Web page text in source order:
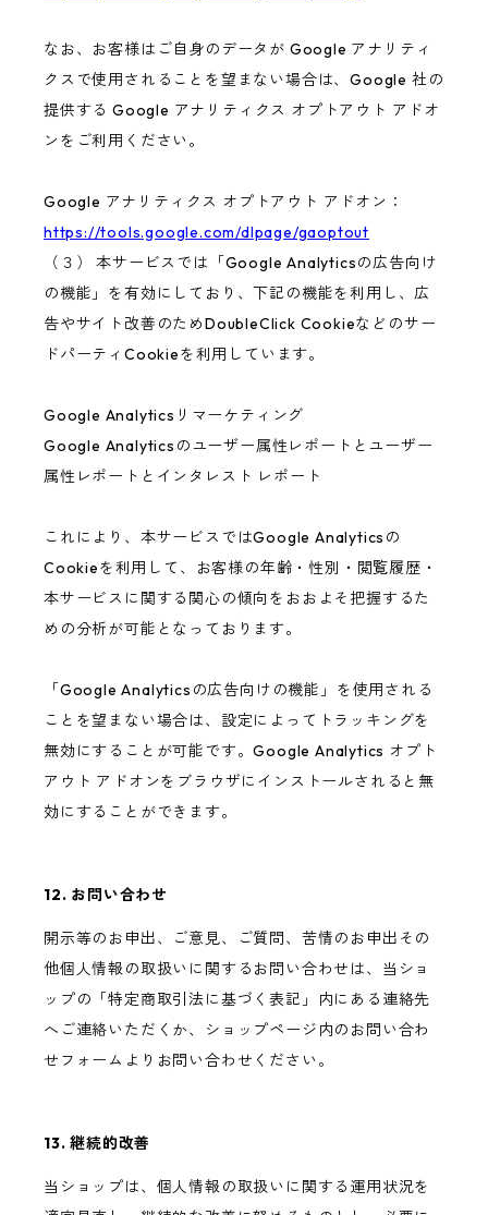
なお、お客様はご自身のデータが Google アナリティ
クスで使用されることを望まない場合は、Google 社の
提供する Google アナリティクス オプトアウト アドオ
ンをご利用ください。
Google アナリティクス オプトアウト アドオン：
https://tools.google.com/dlpage/gaoptout
（３） 本サービスでは「Google Analyticsの広告向け
の機能」を有効にしており、下記の機能を利用し、広
告やサイト改善のためDoubleClick Cookieなどのサー
ドパーティCookieを利用しています。
Google Analyticsリマーケティング
Google Analyticsのユーザー属性レポートとユーザー
属性レポートとインタレスト レポート
これにより、本サービスではGoogle Analyticsの
Cookieを利用して、お客様の年齢・性別・閲覧履歴・
本サービスに関する関心の傾向をおおよそ把握するた
めの分析が可能となっております。
「Google Analyticsの広告向けの機能」を使用される
ことを望まない場合は、設定によってトラッキングを
無効にすることが可能です。Google Analytics オプト
アウト アドオンをブラウザにインストールされると無
効にすることができます。
12. お問い合わせ
開示等のお申出、ご意見、ご質問、苦情のお申出その
他個人情報の取扱いに関するお問い合わせは、当ショ
ップの「特定商取引法に基づく表記」内にある連絡先
へご連絡いただくか、ショップページ内のお問い合わ
せフォームよりお問い合わせください。
13. 継続的改善
当ショップは、個人情報の取扱いに関する運用状況を